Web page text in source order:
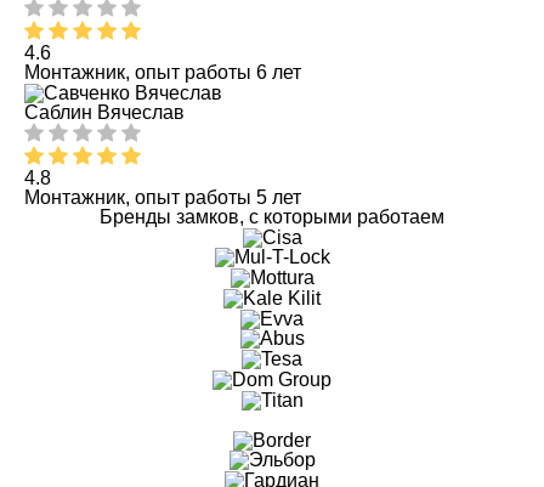
4.6
Монтажник, опыт работы 6 лет
Саблин Вячеслав
4.8
Монтажник, опыт работы 5 лет
Бренды замков, с которыми работаем